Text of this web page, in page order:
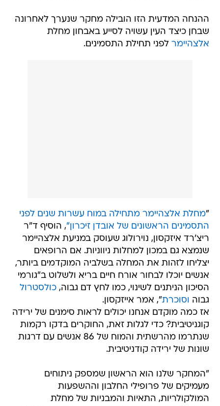
ההנחה המדעית הזו הובילה מחקר שנערך לאחרונה
שבחן כיצד העין עשויה לסייע באבחון מחלת
אלצהיימר לפני תחילת התסמינים.
"מחלת אלצהיימר מתחילה במוח עשרות שנים לפני
התסמינים הראשונים של אובדן זיכרון", הוסיף ד"ר
ריצ'רד איזקסון, נוירולוג שעוסק במניעת אלצהיימר
שנמצא גם במכון למחלות ניווניות. אם הרופאים
יצליחו לזהות את המחלה בשלביה המוקדמים ביותר,
אנשים יוכלו לבחור אורח חיים בריא ולשלוט ב"גורמי
הסיכון הניתנים לשינוי, כמו לחץ דם גבוה,כולסטרול
גבוה וסוכרת", אמר אייזקסון.
אז כמה מוקדם אנחנו יכולים לראות סימנים של ירידה
קוגניטיבית? כדי לגלות זאת, החוקרים בדקו רקמות
שנתרמו מהרשתית והמוח של 86 אנשים עם דרגות
שונות של ירידה קודניטיבית.
"המחקר שלנו הוא הראשון שמספק ניתוחים
מעמיקים של פרופילי החלבון וההשפעות
המולקולריות, התאיות והמבניות של מחלת